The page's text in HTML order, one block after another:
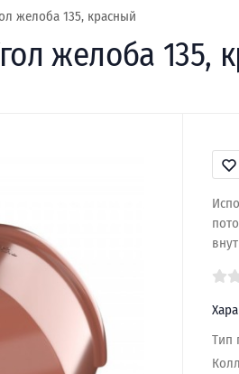
желоба 135, красный
желоба 135,
Тип